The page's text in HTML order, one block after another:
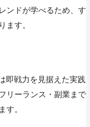
ンドが学べるため、す
ます。
即戦力を見据えた実践
リーランス・副業まで
す。